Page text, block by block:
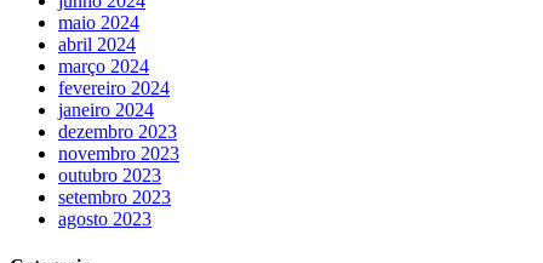
maio 2024
abril 2024
março 2024
fevereiro 2024
janeiro 2024
dezembro 2023
novembro 2023
outubro 2023
setembro 2023
agosto 2023